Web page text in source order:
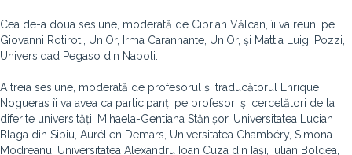
Cea de-a doua sesiune, moderată de Ciprian Vălcan, îi va reuni pe
Giovanni Rotiroti, UniOr, Irma Carannante, UniOr, și Mattia Luigi Pozzi,
Universidad Pegaso din Napoli.
A treia sesiune, moderată de profesorul și traducătorul Enrique
Nogueras îi va avea ca participanți pe profesori și cercetători de la
diferite universități: Mihaela-Gentiana Stănișor, Universitatea Lucian
Blaga din Sibiu, Aurélien Demars, Universitatea Chambéry, Simona
Modreanu, Universitatea Alexandru Ioan Cuza din Iași, Iulian Boldea,